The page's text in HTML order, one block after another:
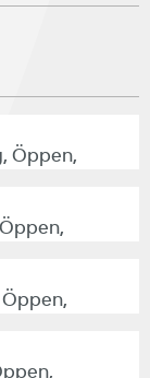
den 30
plats
Öppen,